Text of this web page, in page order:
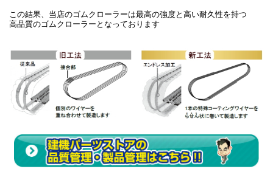
この結果、当店のゴムクローラーは最高の強度と高い耐久性を持つ
高品質のゴムクローラーとなっております